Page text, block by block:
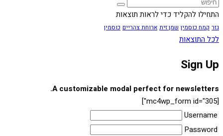
התחילו להקליד כדי לראות תוצאות
גזר קמח כוסמין שמן זית ארוחת צהריים כוסמין
לכל התוצאות
Sign Up
A customizable modal perfect for newsletters.
[mc4wp_form id="305"]
Username
Password